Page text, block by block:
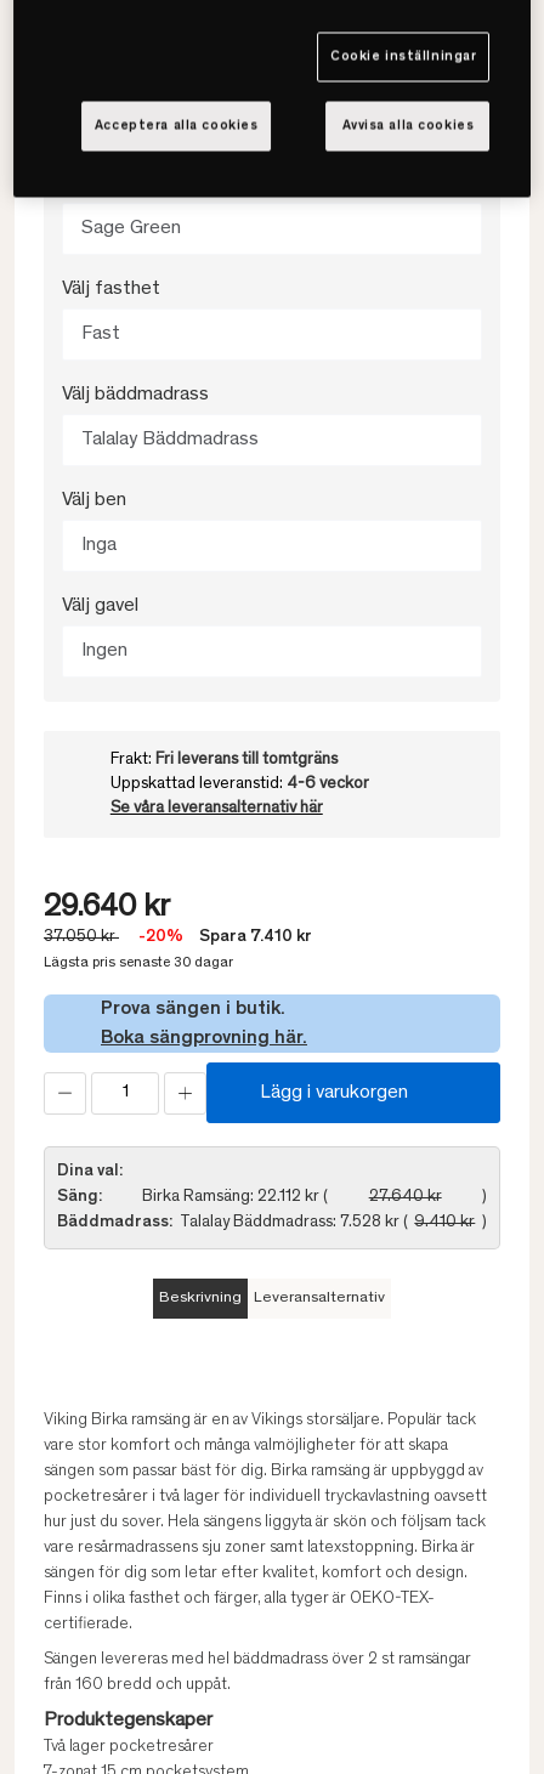
Sage Green
Välj fasthet
Fast
Välj bäddmadrass
Talalay Bäddmadrass
Välj ben
Inga
Välj gavel
Ingen
Frakt: Fri leverans till tomtgräns
Uppskattad leveranstid: 4-6 veckor
Se våra leveransalternativ här
29.640 kr
37.050 kr -20% Spara 7.410 kr
Lägsta pris senaste 30 dagar
Prova sängen i butik.
Boka sängprovning här.
Lägg i varukorgen
Dina val:
Säng:
Birka Ramsäng: 22.112 kr ( 27.640 kr
)
Bäddmadrass:
Talalay Bäddmadrass: 7.528 kr ( 9.410 kr )
Beskrivning Leveransalternativ
Viking Birka ramsäng är en av Vikings storsäljare. Populär tack
vare stor komfort och många valmöjligheter för att skapa
sängen som passar bäst för dig. Birka ramsäng är uppbyggd av
pocketresårer i två lager för individuell tryckavlastning oavsett
hur just du sover. Hela sängens liggyta är skön och följsam tack
vare resårmadrassens sju zoner samt latexstoppning. Birka är
sängen för dig som letar efter kvalitet, komfort och design.
Finns i olika fasthet och färger, alla tyger är OEKO-TEX-
certifierade.
Sängen levereras med hel bäddmadrass över 2 st ramsängar
från 160 bredd och uppåt.
Produktegenskaper
Två lager pocketresårer
Cookie inställningar
Avvisa alla cookies
Acceptera alla cookies